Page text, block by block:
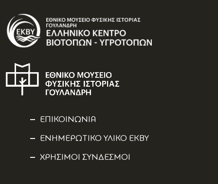
ΕΠΙΚΟΙΝΩΝΙΑ
ΕΝΗΜΕΡΩΤΙΚΟ ΥΛΙΚΟ ΕΚΒΥ
ΧΡΗΣΙΜΟΙ ΣΥΝΔΕΣΜΟΙ